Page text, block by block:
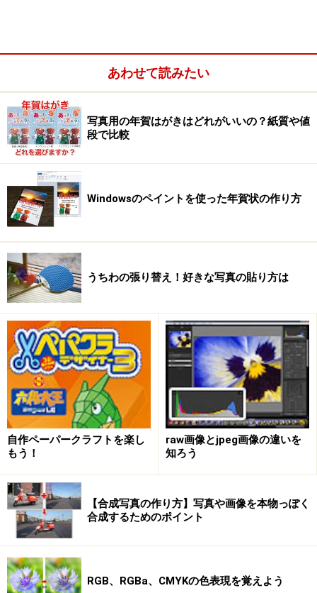
ただし、このアプリはiPad単体で使用するものではな
く、あくまでもパソコンのLightroomと連携させて操作を
する、補助的なアプリといえます。パソコン側に最新の
「Adobe Lightroom 5.4」がインストールされているうえ
で、iPadアプリをインストールし、パソコン上の
Lightroomとの同期を有効にすることで、オンラインで連
携して動作します。
iPadのLightroom mobileとパソコンのLightroomとの連携によ
るRaw画像の閲覧と編集が可能。
あわせて読みたい
写真用の年賀はがきはどれがいいの？紙質や値
段で比較
Windowsのペイントを使った年賀状の作り方
うちわの張り替え！好きな写真の貼り方は
自作ペーパークラフトを楽し
もう！
raw画像とjpeg画像の違いを
知ろう
【合成写真の作り方】写真や画像を本物っぽく
合成するためのポイント
RGB、RGBa、CMYKの色表現を覚えよう